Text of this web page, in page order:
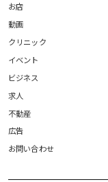
お店
動画
クリニック
イベント
ビジネス
求人
不動産
広告
お問い合わせ